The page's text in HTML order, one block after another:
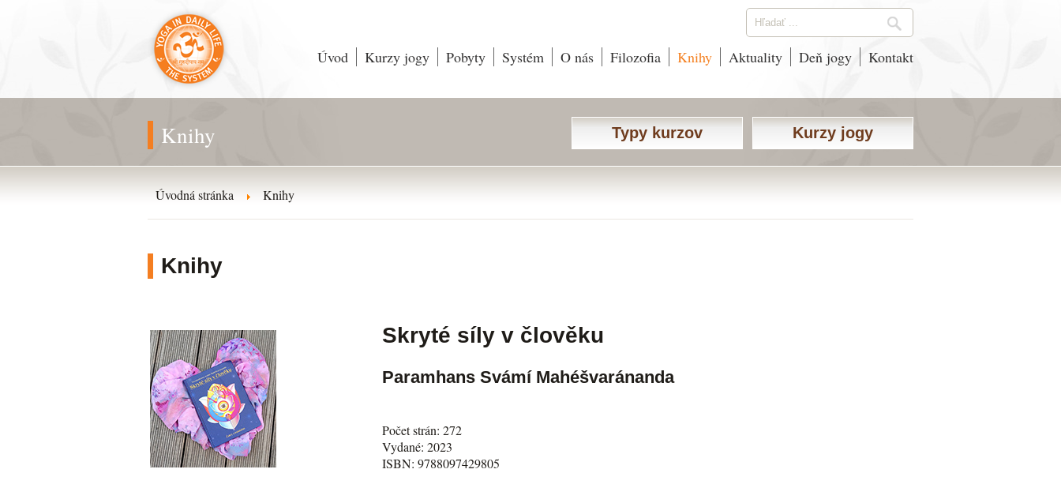
Úvod Kurzy jogy Pobyty Systém O nás Filozofia Knihy Aktuality Deň jogy Kontakt
Knihy Typy kurzov Kurzy jogy
Úvodná stránka Knihy
Knihy
Skryté síly v člověku
Paramhans Svámí Mahéšvaránanda
Počet strán: 272
Vydané: 2023
ISBN: 9788097429805